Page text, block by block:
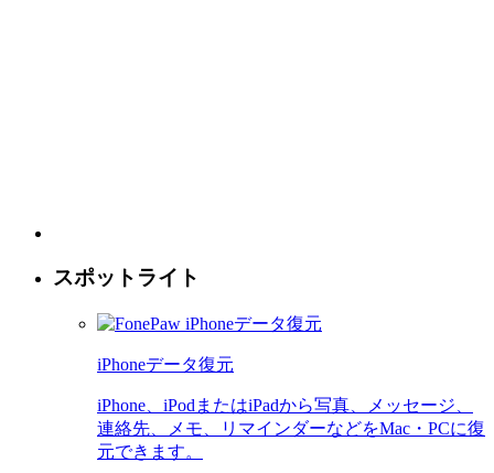
スポットライト
iPhoneデータ復元
iPhone、iPodまたはiPadから写真、メッセージ、
連絡先、メモ、リマインダーなどをMac・PCに復
元できます。